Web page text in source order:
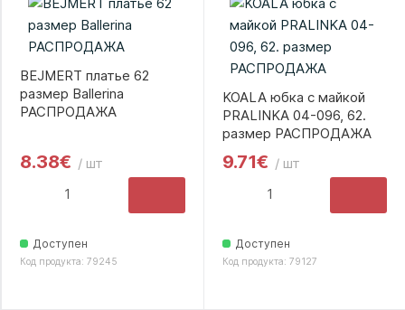
BEJMERT платье 62
размер Ballerina
РАСПРОДАЖА
8.38€ / шт
Доступен
Код продукта: 79245
KOALA юбка с майкой
PRALINKA 04-096, 62.
размер РАСПРОДАЖА
9.71€ / шт
Доступен
Код продукта: 79127